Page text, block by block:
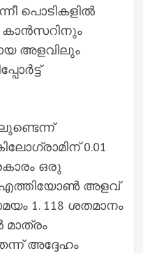
പൊടികളില്‍
അളവിലും
0.01
ഒരു
എത്തിയോണ്‍ അളവ്
1. 118 ശതമാനം
അദ്ദേഹം